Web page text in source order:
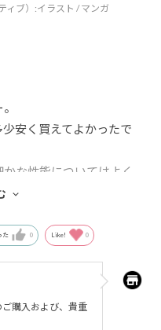
ィブ）:イラスト / マンガ
安く買えてよかったで
な性能についてはよく
音は静かです。
い合わせをして丁寧に
があるということも購入
た 0 Like! 0
購入および、貴重